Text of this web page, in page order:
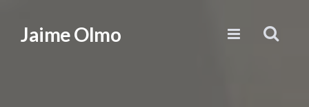
Jaime Olmo